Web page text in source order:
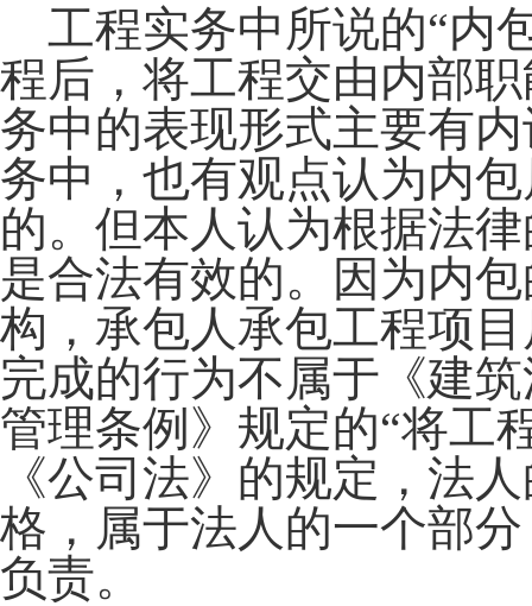
工程实务中所说的“内
程后，将工程交由内部
务中的表现形式主要有
务中，也有观点认为内
的。但本人认为根据法
是合法有效的。因为内
构，承包人承包工程项
完成的行为不属于《建
管理条例》规定的“将工
《公司法》的规定，法
格，属于法人的一个部
负责。